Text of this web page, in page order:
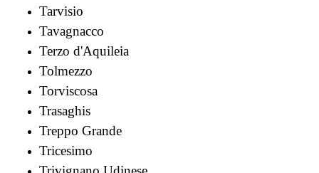
Tarvisio
Tavagnacco
Terzo d'Aquileia
Tolmezzo
Torviscosa
Trasaghis
Treppo Grande
Tricesimo